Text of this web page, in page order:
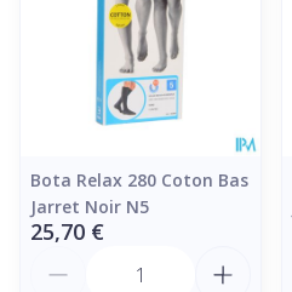
Bota Relax 280 Coton Bas
Jarret Noir N5
25,70 €